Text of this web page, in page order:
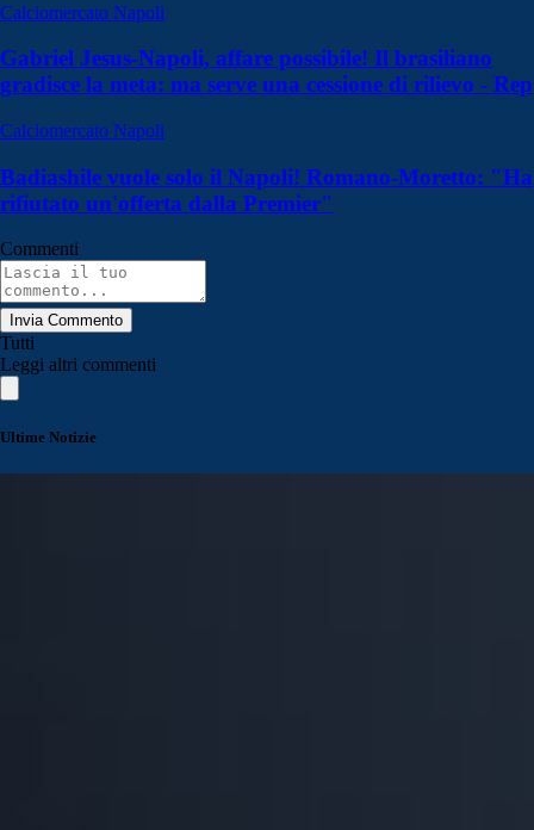
Calciomercato Napoli
Gabriel Jesus-Napoli, affare possibile! Il brasiliano
gradisce la meta: ma serve una cessione di rilievo - Rep
Calciomercato Napoli
Badiashile vuole solo il Napoli! Romano-Moretto: "Ha
rifiutato un'offerta dalla Premier"
Commenti
Invia Commento
Tutti
Leggi altri commenti
Ultime Notizie